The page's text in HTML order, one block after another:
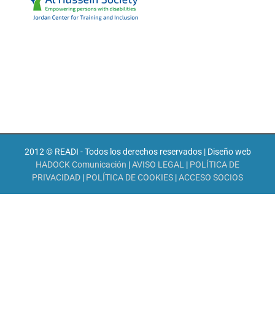
2012 © READI - Todos los derechos reservados | Diseño web
HADOCK Comunicación |AVISO LEGAL | POLÍTICA DE
PRIVACIDAD | POLÍTICA DE COOKIES |ACCESO SOCIOS